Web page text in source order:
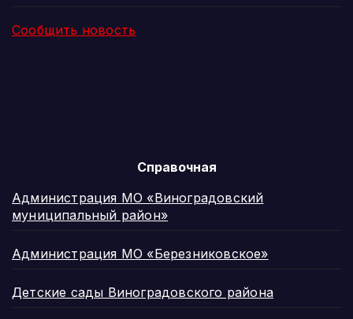
Сообщить новость
Справочная
Администрация МО «Виноградовский
муниципальный район»
Администрация МО «Березниковское»
Детские сады Виноградовского района